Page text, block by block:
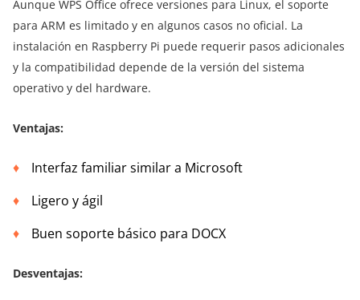
Aunque WPS Office ofrece versiones para Linux, el soporte
para ARM es limitado y en algunos casos no oficial. La
instalación en Raspberry Pi puede requerir pasos adicionales
y la compatibilidad depende de la versión del sistema
operativo y del hardware.
Ventajas:
Interfaz familiar similar a Microsoft
Ligero y ágil
Buen soporte básico para DOCX
Desventajas: